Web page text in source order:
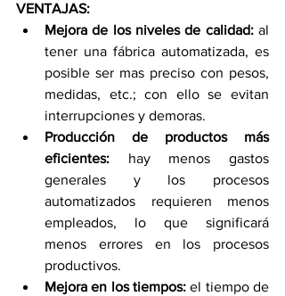
VENTAJAS:
Mejora de los niveles de calidad: al
tener una fábrica automatizada, es
posible ser mas preciso con pesos,
medidas, etc.; con ello se evitan
interrupciones y demoras.
Producción de productos más
eficientes: hay menos gastos
generales y los procesos
automatizados requieren menos
empleados, lo que significará
menos errores en los procesos
productivos.
Mejora en los tiempos: el tiempo de